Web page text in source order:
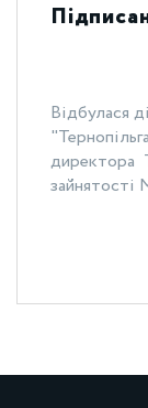
Відбулася
директора
зайнятості